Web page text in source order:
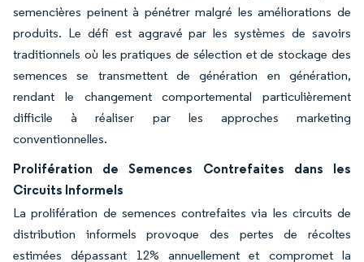
semencières peinent à pénétrer malgré les améliorations de
produits. Le défi est aggravé par les systèmes de savoirs
traditionnels où les pratiques de sélection et de stockage des
semences se transmettent de génération en génération,
rendant le changement comportemental particulièrement
difficile à réaliser par les approches marketing
conventionnelles.
Prolifération de Semences Contrefaites dans les
Circuits Informels
La prolifération de semences contrefaites via les circuits de
distribution informels provoque des pertes de récoltes
estimées dépassant 12% annuellement et compromet la